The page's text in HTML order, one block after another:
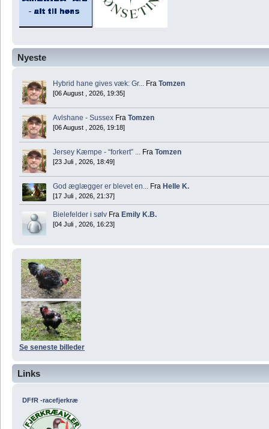
Nyeste
Hybrid hane gives væk: Gr... Fra Tomzen
[06 August , 2026, 19:35]
Avlshane - Sussex Fra Tomzen
[06 August , 2026, 19:18]
Jersey Kæmpe - “forkert” ... Fra Tomzen
[23 Juli , 2026, 18:49]
God æglægger er blevet en... Fra Helle K.
[17 Juli , 2026, 21:37]
Bielefelder i sølv Fra Emily K.B.
[04 Juli , 2026, 16:23]
Se seneste billeder
Links
DFfR -racefjerkræ